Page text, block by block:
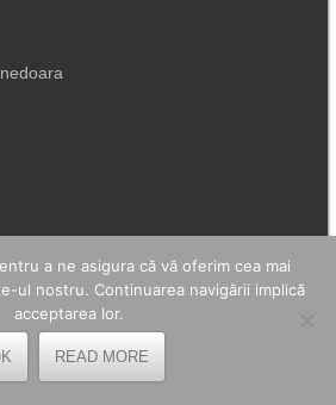
a ne asigura că vă oferim cea mai
ul nostru. Continuarea navigării implică
acceptarea lor.
READ MORE